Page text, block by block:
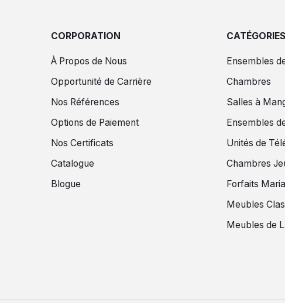
CORPORATION
À Propos de Nous
Opportunité de Carrière
Nos Références
Options de Paiement
Nos Certificats
Catalogue
Blogue
CATÉGORIES
Ensembles
Chambres
Salles à
Ensembles
Unités de
Chambres
Forfaits
Meubles
Meubles de